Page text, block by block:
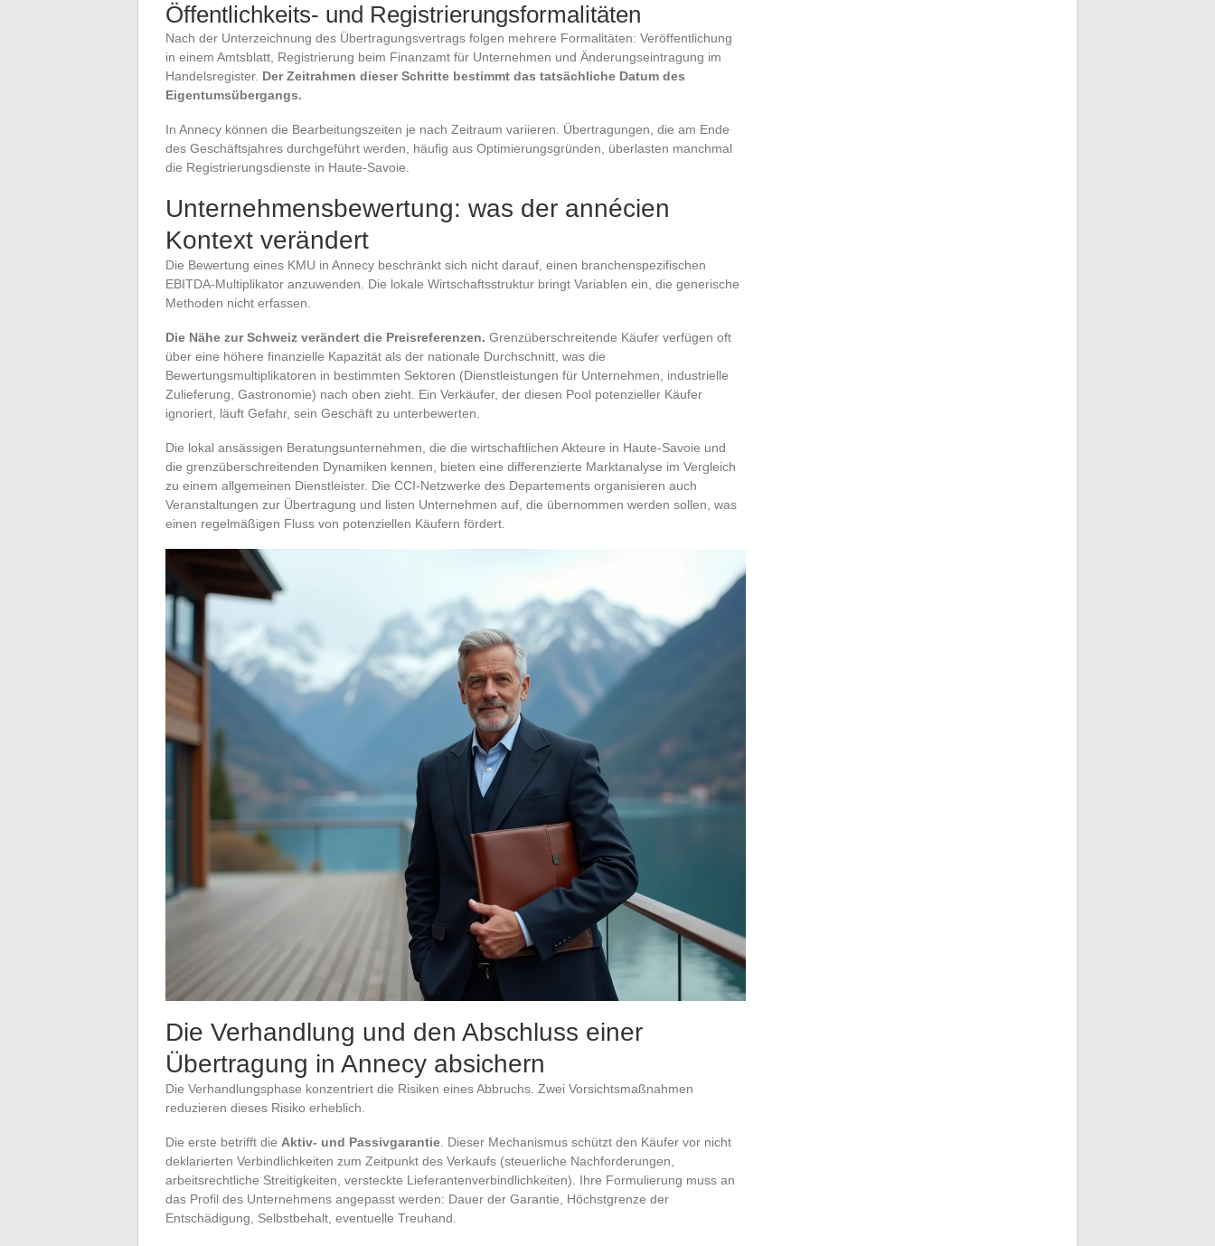
Öffentlichkeits- und Registrierungsformalitäten
Nach der Unterzeichnung des Übertragungsvertrags folgen mehrere Formalitäten: Veröffentlichung
in einem Amtsblatt, Registrierung beim Finanzamt für Unternehmen und Änderungseintragung im
Handelsregister. Der Zeitrahmen dieser Schritte bestimmt das tatsächliche Datum des
Eigentumsübergangs.
In Annecy können die Bearbeitungszeiten je nach Zeitraum variieren. Übertragungen, die am Ende
des Geschäftsjahres durchgeführt werden, häufig aus Optimierungsgründen, überlasten manchmal
die Registrierungsdienste in Haute-Savoie.
Unternehmensbewertung: was der annécien
Kontext verändert
Die Bewertung eines KMU in Annecy beschränkt sich nicht darauf, einen branchenspezifischen
EBITDA-Multiplikator anzuwenden. Die lokale Wirtschaftsstruktur bringt Variablen ein, die generische
Methoden nicht erfassen.
Die Nähe zur Schweiz verändert die Preisreferenzen. Grenzüberschreitende Käufer verfügen oft
über eine höhere finanzielle Kapazität als der nationale Durchschnitt, was die
Bewertungsmultiplikatoren in bestimmten Sektoren (Dienstleistungen für Unternehmen, industrielle
Zulieferung, Gastronomie) nach oben zieht. Ein Verkäufer, der diesen Pool potenzieller Käufer
ignoriert, läuft Gefahr, sein Geschäft zu unterbewerten.
Die lokal ansässigen Beratungsunternehmen, die die wirtschaftlichen Akteure in Haute-Savoie und
die grenzüberschreitenden Dynamiken kennen, bieten eine differenzierte Marktanalyse im Vergleich
zu einem allgemeinen Dienstleister. Die CCI-Netzwerke des Departements organisieren auch
Veranstaltungen zur Übertragung und listen Unternehmen auf, die übernommen werden sollen, was
einen regelmäßigen Fluss von potenziellen Käufern fördert.
Die Verhandlung und den Abschluss einer
Übertragung in Annecy absichern
Die Verhandlungsphase konzentriert die Risiken eines Abbruchs. Zwei Vorsichtsmaßnahmen
reduzieren dieses Risiko erheblich.
Die erste betrifft die Aktiv- und Passivgarantie . Dieser Mechanismus schützt den Käufer vor nicht
deklarierten Verbindlichkeiten zum Zeitpunkt des Verkaufs (steuerliche Nachforderungen,
arbeitsrechtliche Streitigkeiten, versteckte Lieferantenverbindlichkeiten). Ihre Formulierung muss an
das Profil des Unternehmens angepasst werden: Dauer der Garantie, Höchstgrenze der
Entschädigung, Selbstbehalt, eventuelle Treuhand.